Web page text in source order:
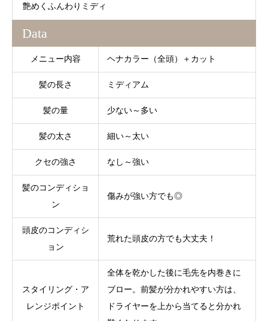
艶めくふんわりミディ
Data
メニュー内容 ヘナカラー（全頭）＋カット
髪の長さ ミディアム
髪の量 少ない～多い
髪の太さ 細い～太い
クセの強さ なし～強い
髪のコンディショ
ン
傷みが強い方でも◎
頭皮のコンディシ
ョン
荒れた頭皮の方でも大丈夫！
スタイリング・ア
レンジポイント
全体を乾かした後に毛先を内巻きに
ブロー。前髪が分かれやすい方は、
ドライヤーを上から当てると分かれ